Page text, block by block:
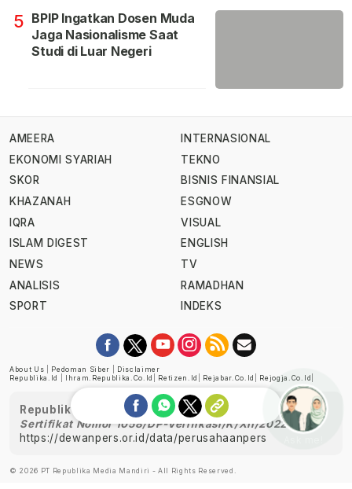
5 BPIP Ingatkan Dosen Muda
Jaga Nasionalisme Saat
Studi di Luar Negeri
AMEERA
EKONOMI SYARIAH
SKOR
KHAZANAH
IQRA
ISLAM DIGEST
NEWS
ANALISIS
SPORT
INTERNASIONAL
TEKNO
BISNIS FINANSIAL
ESGNOW
VISUAL
ENGLISH
TV
RAMADHAN
INDEKS
About Us Pedoman Siber
Disclaimer
Republika.id
Ihram.republika.co.id Retizen.id Rejabar.co.id Rejogja.co.id
Republika telah diverifikasi oleh Dewan Pers
Sertifikat Nomor 1058/DP-Verifikasi/K/XII/2022
https://dewanpers.or.id/data/perusahaanpers
© 2026 PT Republika Media Mandiri - All Rights Reserved.